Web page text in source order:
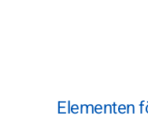
Elementen